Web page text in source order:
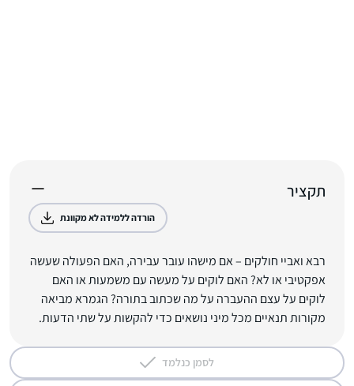
תקציר
הורדה ללמידה לא מקוונת
רבא ואביי חולקים – אם מישהו עובר עבירה, האם הפעולה שעשה
אפקטיבי או לא? האם לוקים על מעשה עם משמעות או האם
לוקים על עצם ההעברה על מה שכתוב בתורה? הגמרא מביאה
מקורות תנאיים מכל מיני נושאים כדי להקשות על שתי הדעות.
לסמן כנלמד